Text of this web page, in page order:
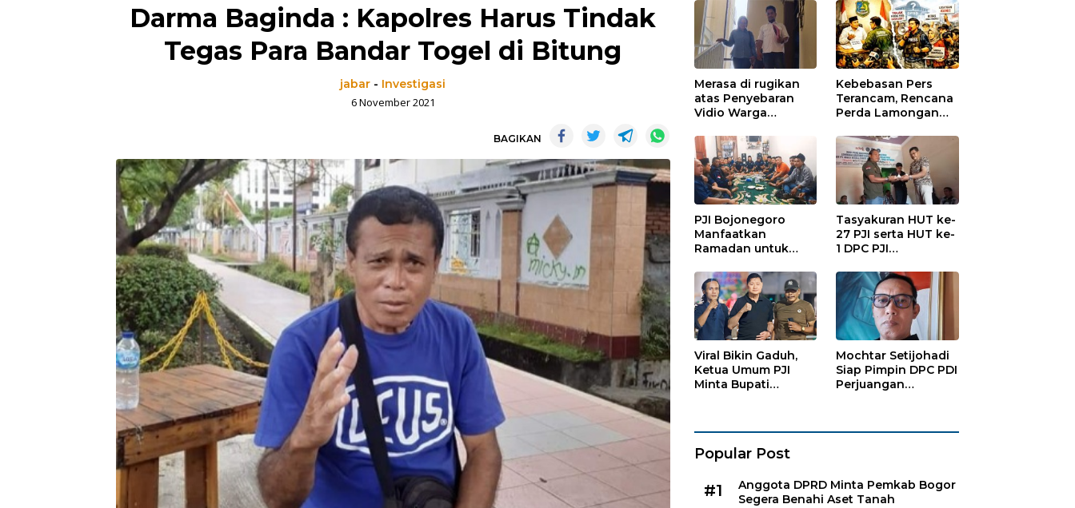
Darma Baginda : Kapolres Harus Tindak
Tegas Para Bandar Togel di Bitung
jabar - Investigasi
6 November 2021
BAGIKAN
Merasa di rugikan
atas Penyebaran
Vidio Warga
Ke Polres
Bojonegoro
Kebebasan Pers
Terancam, Rencana
Perda Lamongan
PJI Bojonegoro
Manfaatkan
Ramadan untuk
Organisasi dan
Kebersamaan
Tasyakuran HUT ke-
27 PJI serta HUT ke-
1 DPC PJI
Hadiri Puluhan
Wartawan
Viral Bikin Gaduh,
Ketua Umum PJI
Minta Bupati
Mochtar Setijohadi
Siap Pimpin DPC PDI
Perjuangan
Popular Post
#1
Anggota DPRD Minta Pemkab Bogor
Segera Benahi Aset Tanah